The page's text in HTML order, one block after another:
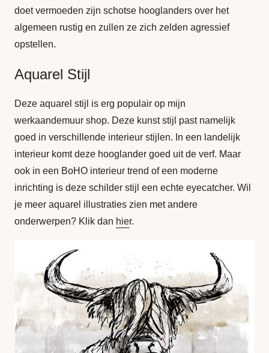
doet vermoeden zijn schotse hooglanders over het
algemeen rustig en zullen ze zich zelden agressief
opstellen.
Aquarel Stijl
Deze aquarel stijl is erg populair op mijn
werkaandemuur shop. Deze kunst stijl past namelijk
goed in verschillende interieur stijlen. In een landelijk
interieur komt deze hooglander goed uit de verf. Maar
ook in een BoHO interieur trend of een moderne
inrichting is deze schilder stijl een echte eyecatcher. Wil
je meer aquarel illustraties zien met andere
onderwerpen? Klik dan hier.